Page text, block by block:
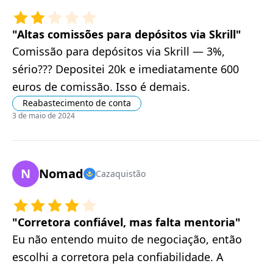
" Altas comissões para depósitos via Skrill"
Comissão para depósitos via Skrill — 3%,
sério??? Depositei 20k e imediatamente 600
euros de comissão. Isso é demais.
Reabastecimento de conta
3 de maio de 2024
N Nomad Cazaquistão
" Corretora confiável, mas falta mentoria"
Eu não entendo muito de negociação, então
escolhi a corretora pela confiabilidade. A